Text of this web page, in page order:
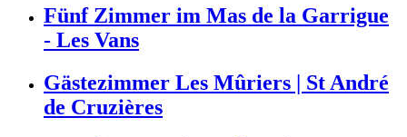
Fünf Zimmer im Mas de la Garrigue
- Les Vans
Gästezimmer Les Mûriers | St André
de Cruzières